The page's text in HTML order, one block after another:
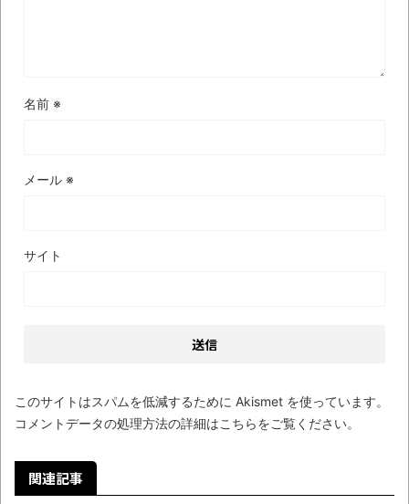
まるで親子のような子猫とシェパード
Powered by livedoor 相互RSS
名前 ※
メール ※
サイト
このサイトはスパムを低減するために Akismet を使っています。
コメントデータの処理方法の詳細はこちらをご覧ください。
関連記事